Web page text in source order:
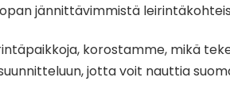
jännittävimmistä
korostamme, mikä
jotta voit nauttia